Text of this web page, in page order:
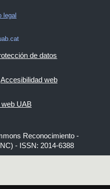
legal
de datos
Accesibilidad web
web UAB
Reconocimiento -
- ISSN: 2014-6388